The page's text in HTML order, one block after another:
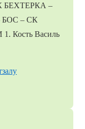
БЕХТЕРКА –
– СК
Кость Василь